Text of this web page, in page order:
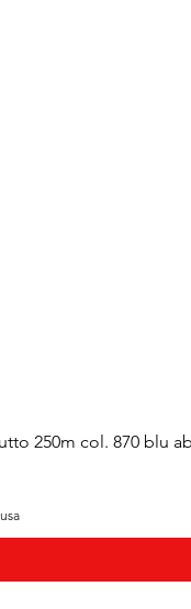
250m col. 870 blu